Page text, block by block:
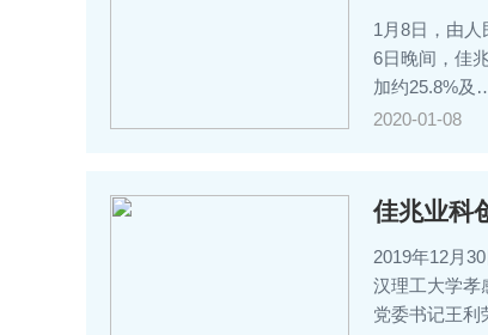
1月8日，由人
6日晚间，佳
加约25.8%
2020-01-08
佳兆业科
2019年12月
汉理工大学孝
党委书记王